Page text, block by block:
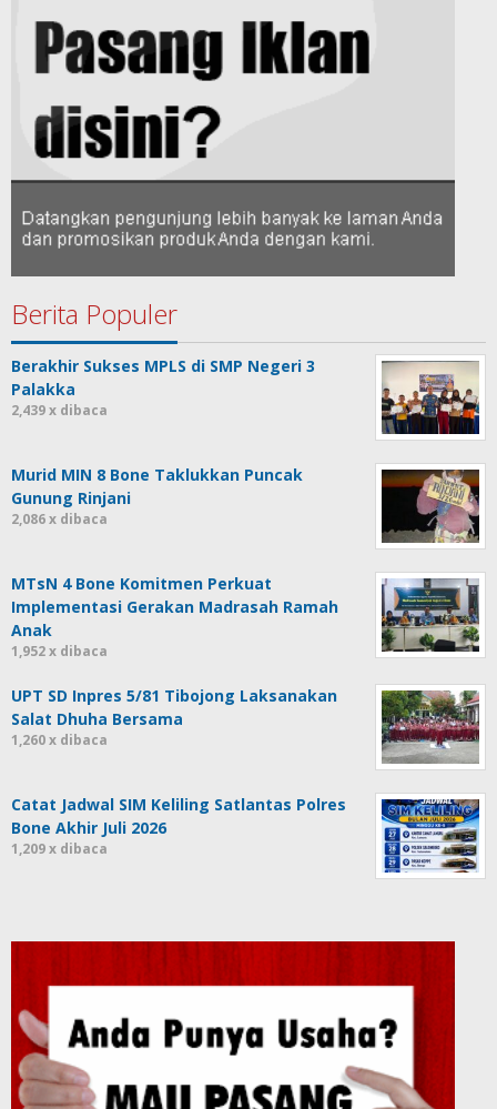
Berita Populer
Berakhir Sukses MPLS di SMP Negeri 3
Palakka
2,439 x dibaca
Murid MIN 8 Bone Taklukkan Puncak
Gunung Rinjani
2,086 x dibaca
MTsN 4 Bone Komitmen Perkuat
Implementasi Gerakan Madrasah Ramah
Anak
1,952 x dibaca
UPT SD Inpres 5/81 Tibojong Laksanakan
Salat Dhuha Bersama
1,260 x dibaca
Catat Jadwal SIM Keliling Satlantas Polres
Bone Akhir Juli 2026
1,209 x dibaca